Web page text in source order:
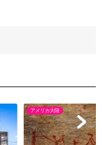
アメリカ大陸